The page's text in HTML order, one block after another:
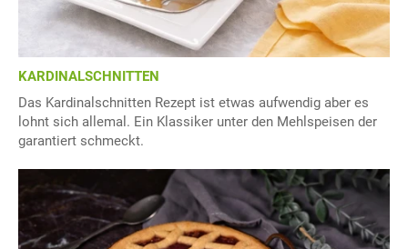
KARDINALSCHNITTEN
Das Kardinalschnitten Rezept ist etwas aufwendig aber es
lohnt sich allemal. Ein Klassiker unter den Mehlspeisen der
garantiert schmeckt.